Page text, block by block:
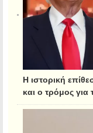
Η ιστορική
και ο τρόμος για